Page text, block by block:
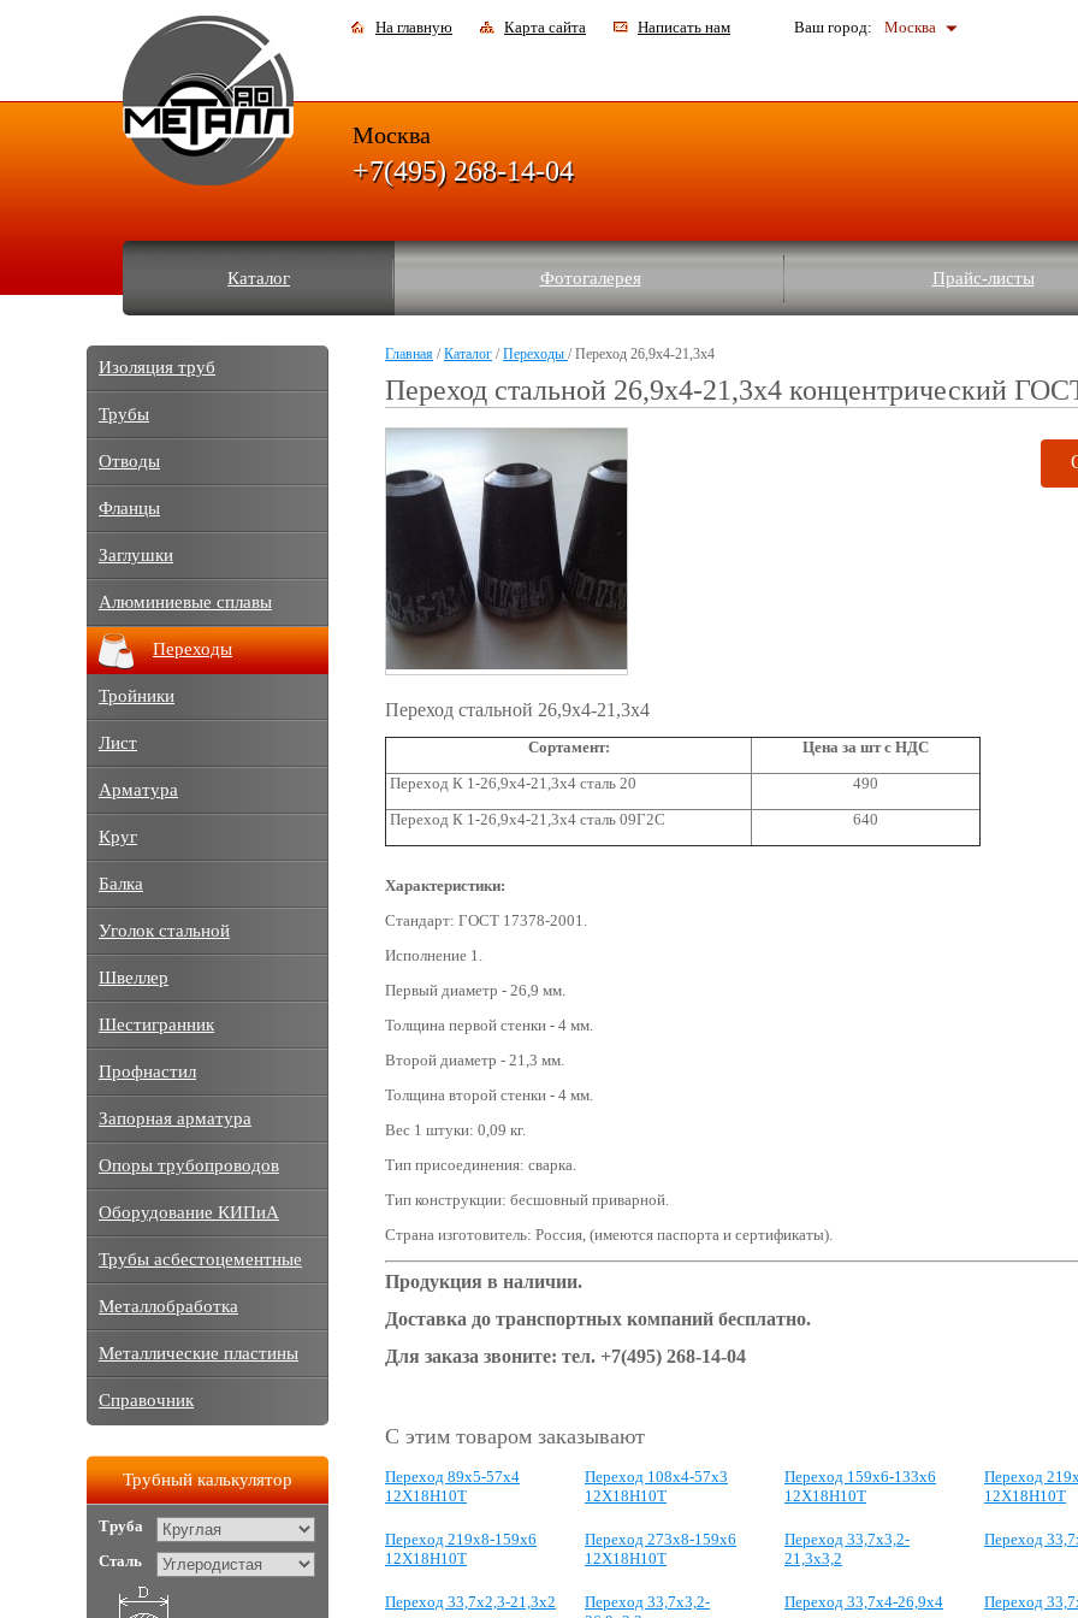
На главную Карта сайта Написать нам Ваш город: Москва
Каталог Фотогалерея Прайс-листы
Москва
+7(495) 268-14-04
Главная /Каталог /Переходы / Переход 26,9x4-21,3x4
Переход стальной 26,9x4-21,3x4 концентрический
Переход стальной 26,9x4-21,3x4
Сортамент:
Цена за шт с НДС
Переход К 1-26,9x4-21,3x4 сталь 20
490
Переход К 1-26,9x4-21,3x4 сталь 09Г2С
640
Характеристики:
Стандарт: ГОСТ 17378-2001.
Исполнение 1.
Первый диаметр - 26,9 мм.
Толщина первой стенки - 4 мм.
Второй диаметр - 21,3 мм.
Толщина второй стенки - 4 мм.
Вес 1 штуки: 0,09 кг.
Тип присоединения: сварка.
Тип конструкции: бесшовный приварной.
Страна изготовитель: Россия, (имеются паспорта и сертификаты).
Продукция в наличии.
Доставка до транспортных компаний бесплатно.
Для заказа звоните: тел. +7(495) 268-14-04
С этим товаром заказывают
Переход 89x5-57x4
12Х18Н10Т
Переход 108x4-57x3
12Х18Н10Т
Переход 159х6-133х6
12Х18Н10Т
Переход
12Х18Н10Т
Переход 219х8-159х6
12Х18Н10Т
Переход 273х8-159х6
12Х18Н10Т
Переход 33,7x3,2-
21,3x3,2
Переход
Переход 33,7x2,3-21,3x2
Переход 33,7x3,2-
Переход 33,7x4-26,9x4 Переход
Изоляция труб
Трубы
Отводы
Фланцы
Заглушки
Алюминиевые сплавы
Переходы
Тройники
Лист
Арматура
Круг
Балка
Уголок стальной
Швеллер
Шестигранник
Профнастил
Запорная арматура
Опоры трубопроводов
Оборудование КИПиА
Трубы асбестоцементные
Металлобработка
Металлические пластины
Справочник
Трубный калькулятор
Труба
Сталь